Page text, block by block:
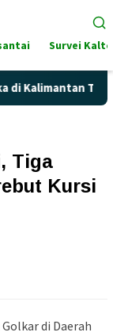
Survei
Tengah?
Tiga
Kursi
di Daerah